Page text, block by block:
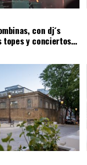
con dj´s
topes y conciertos…